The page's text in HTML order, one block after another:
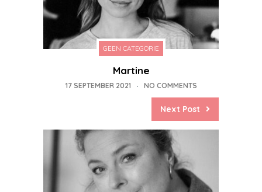
GEEN CATEGORIE
Martine
17 SEPTEMBER 2021 NO COMMENTS
Next Post